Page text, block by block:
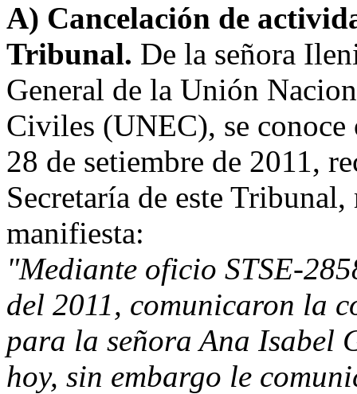
A) Cancelación de
Tribunal. De la señora
General de la Unión
Civiles (UNEC), se
28 de setiembre de 2011,
Secretaría de este
manifiesta:
"Mediante oficio STSE-
del 2011, comunicaron la
para la señora Ana Isabel
hoy, sin embargo le